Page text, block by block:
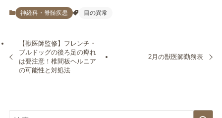
神経科・脊髄疾患 目の異常
【獣医師監修】フレンチ・
ブルドッグの後ろ足の痺れ
は要注意！椎間板ヘルニア
の可能性と対処法
2月の獣医師勤務表